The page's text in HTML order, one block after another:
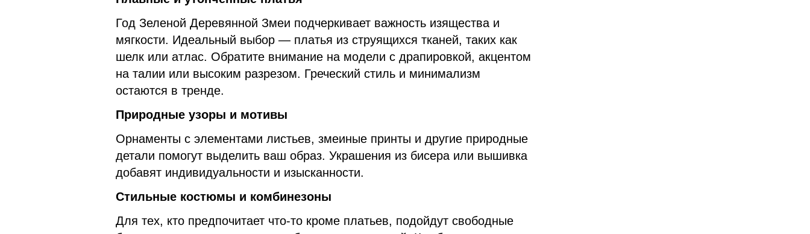
Год Зеленой Деревянной Змеи подчеркивает важность изящества и
мягкости. Идеальный выбор — платья из струящихся тканей, таких как
шелк или атлас. Обратите внимание на модели с драпировкой, акцентом
на талии или высоким разрезом. Греческий стиль и минимализм
остаются в тренде.
Природные узоры и мотивы
Орнаменты с элементами листьев, змеиные принты и другие природные
детали помогут выделить ваш образ. Украшения из бисера или вышивка
добавят индивидуальности и изысканности.
Стильные костюмы и комбинезоны
Для тех, кто предпочитает что-то кроме платьев, подойдут свободные